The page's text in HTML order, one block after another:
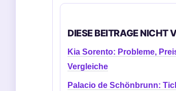
DIESE BEITRAGE NICHT
Kia Sorento: Probleme,
Vergleiche
Palacio de Schönbrunn: